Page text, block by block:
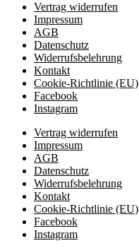
Vertrag widerrufen
Impressum
AGB
Datenschutz
Widerrufsbelehrung
Kontakt
Cookie-Richtlinie (EU)
Facebook
Instagram
Vertrag widerrufen
Impressum
AGB
Datenschutz
Widerrufsbelehrung
Kontakt
Cookie-Richtlinie (EU)
Facebook
Instagram